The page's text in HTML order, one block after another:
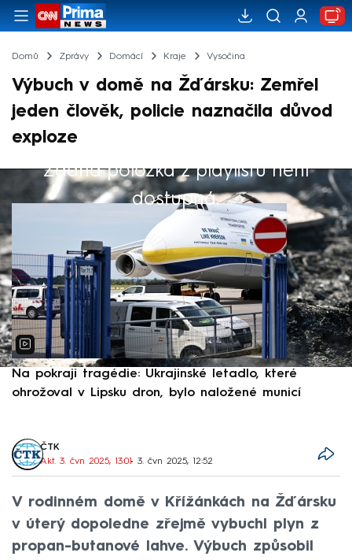
Domů Zprávy Domácí Kraje Vysočina
Výbuch v domě na Žďársku: Zemřel
jeden člověk, policie naznačila důvod
exploze
Žádná položka z playlistu není
dostupná.
Výběr redakce
Na pokraji tragédie: Ukrajinské letadlo, které
ohrožoval v Lipsku dron, bylo naložené municí
ČTK
Akt. 3. čvn 2025, 13:01• 3. čvn 2025, 12:52
V rodinném domě v Křížánkách na Žďársku
v úterý dopoledne zřejmě vybuchl plyn z
propan-butanové lahve. Výbuch způsobil